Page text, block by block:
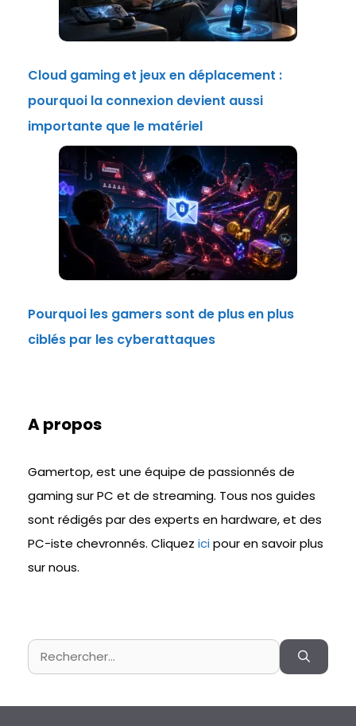
Cloud gaming et jeux en déplacement :
pourquoi la connexion devient aussi
importante que le matériel
Pourquoi les gamers sont de plus en plus
ciblés par les cyberattaques
A propos
Gamertop, est une équipe de passionnés de
gaming sur PC et de streaming. Tous nos guides
sont rédigés par des experts en hardware, et des
PC-iste chevronnés. Cliquez icipour en savoir plus
sur nous.
Rechercher :